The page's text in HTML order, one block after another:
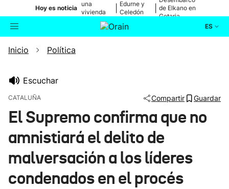
Hoy es noticia
una
vivienda
de Bilbao
Edurne y
Celedón
de Elkano en
Getaria
ES
Buscador
Ikusmiran
Eguraldia
Inicio Política
Escuchar
CATALUÑA Compartir Guardar
El Supremo confirma que no
amnistiará el delito de
malversación a los líderes
condenados en el procés